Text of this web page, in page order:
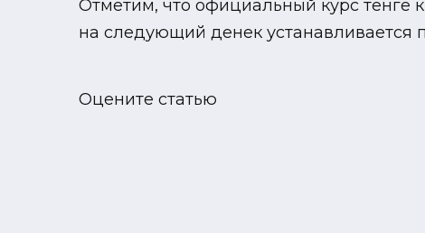
Отметим, что официальный курс тенге
на следующий денек устанавливается
Оцените статью